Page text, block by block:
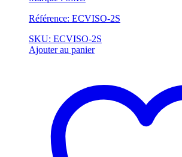
Référence: ECVISO-2S
SKU: ECVISO-2S
Ajouter au panier